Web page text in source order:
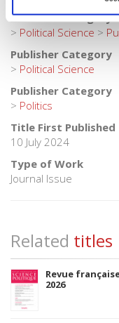
Publisher Category
> Political Science >
Publisher Category
> Political Science
Publisher Category
> Politics
Title First Published
10 July 2024
Type of Work
Journal Issue
Related titles
Revue
2026